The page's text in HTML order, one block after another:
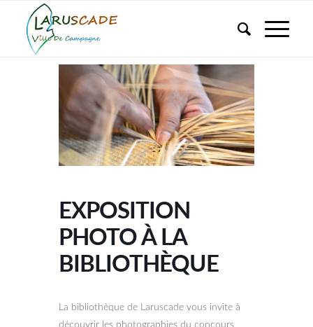
EXPOSITION
PHOTO À LA
BIBLIOTHÈQUE
La bibliothèque de Laruscade vous invite à